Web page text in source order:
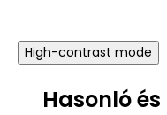
High-contrast mode
Hasonló